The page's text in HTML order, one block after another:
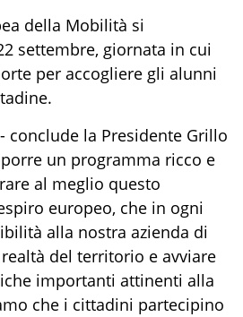
della Mobilità si
settembre, giornata in cui
per accogliere gli alunni
conclude la Presidente Grillo
un programma ricco e
al meglio questo
europeo, che in ogni
alla nostra azienda di
del territorio e avviare
importanti attinenti alla
che i cittadini partecipino